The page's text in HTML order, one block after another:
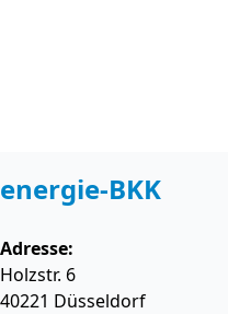
energie-BKK
Adresse:
Holzstr. 6
40221 Düsseldorf